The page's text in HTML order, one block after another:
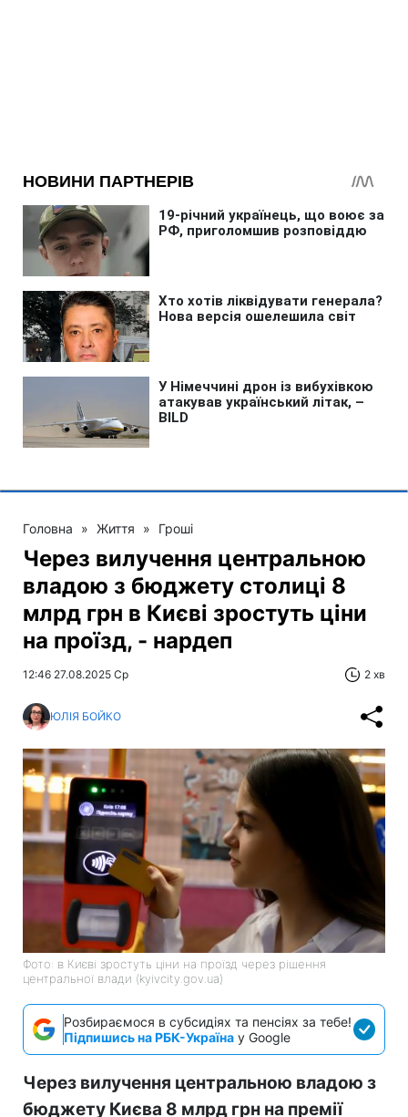
Головна » Життя » Гроші
Через вилучення центральною
владою з бюджету столиці 8
млрд грн в Києві зростуть ціни
на проїзд, - нардеп
12:46 27.08.2025 Ср 2 хв
ЮЛІЯ БОЙКО
Фото: в Києві зростуть ціни на проїзд через рішення
центральної влади (kyivcity.gov.ua)
Розбираємося в субсидіях та пенсіях за тебе!
Підпишись на РБК-Україна у Google
Через вилучення центральною владою з
бюджету Києва 8 млрд грн на премії